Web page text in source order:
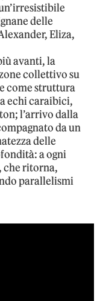
delle
Eliza,
avanti, la
collettivo su
come struttura
echi caraibici,
l’arrivo dalla
da un
delle
a ogni
che ritorna,
parallelismi